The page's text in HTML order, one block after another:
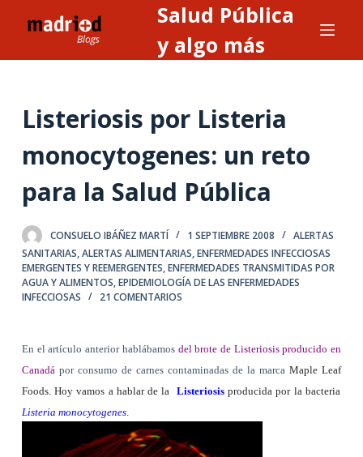
l
o
n
e
n
o
Salud Pública
y algo más
Listeriosis por Listeria
monocytogenes: un reto
para la Salud Pública
CONSUELO IBÁÑEZ MARTÍ 1 SEPTIEMBRE 2008
ALERTAS
SANITARIAS, ALERTAS ALIMENTARIAS,ENFERMEDADES INFECCIOSAS
EMERGENTES Y REEMERGENTES,ENFERMEDADES TRANSMITIDAS POR
AGUA Y ALIMENTOS,EPIDEMIOLOGÍA DE LAS ENFERMEDADES
INFECCIOSAS
21 COMENTARIOS
En el artículo anterior hablábamos del brote de Listeriosis producido en
Canadápor consumo de carnes contaminadas dela marcaMaple Leaf
Foods. Hoy vamos a hablar de la Listeriosisproducida por la bacteria
Listeria monocytogenes.